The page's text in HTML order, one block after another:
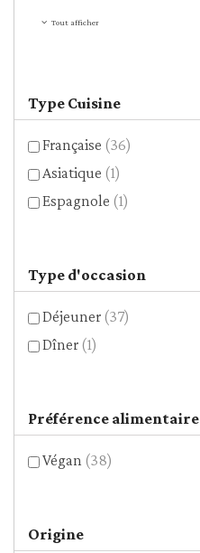
Tout afficher
Type Cuisine
Française (36)
Asiatique (1)
Espagnole (1)
Type d'occasion
Déjeuner (37)
Dîner (1)
Préférence alimentaire
Végan (38)
Origine